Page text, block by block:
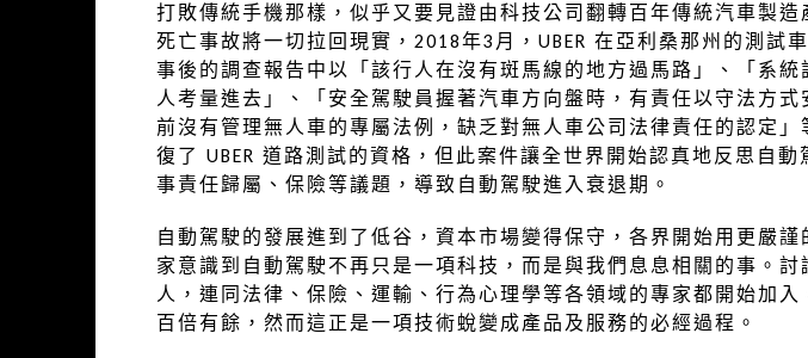
打敗傳統手機那樣，似乎又要見證由科技公司翻轉百年傳統汽車製
死亡事故將一切拉回現實，2018年3月，UBER 在亞利桑那州的測試
事後的調查報告中以「該行人在沒有斑馬線的地方過馬路」、「系
人考量進去」、「安全駕駛員握著汽車方向盤時，有責任以守法方式
前沒有管理無人車的專屬法例，缺乏對無人車公司法律責任的認定」
復了 UBER 道路測試的資格，但此案件讓全世界開始認真地反思自
事責任歸屬、保險等議題，導致自動駕駛進入衰退期。
自動駕駛的發展進到了低谷，資本市場變得保守，各界開始用更嚴
家意識到自動駕駛不再只是一項科技，而是與我們息息相關的事。討
人，連同法律、保險、運輸、行為心理學等各領域的專家都開始加入
百倍有餘，然而這正是一項技術蛻變成產品及服務的必經過程。